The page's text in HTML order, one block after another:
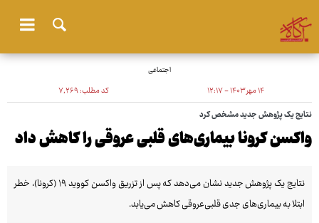
اجتماعی
۱۴ مهر ۱۴۰۳ - ۱۲:۱۷ کد مطلب:۷٬۲۶۹
نتایج یک پژوهش جدید مشخص کرد
واکسن کرونا بیماری‌های قلبی عروقی را کاهش داد
نتایج یک پژوهش جدید نشان می‌دهد که پس از تزریق واکسن کووید ۱۹ (کرونا)، خطر
ابتلا به بیماری‌های جدی قلبی‌عروقی کاهش می‌یابد.